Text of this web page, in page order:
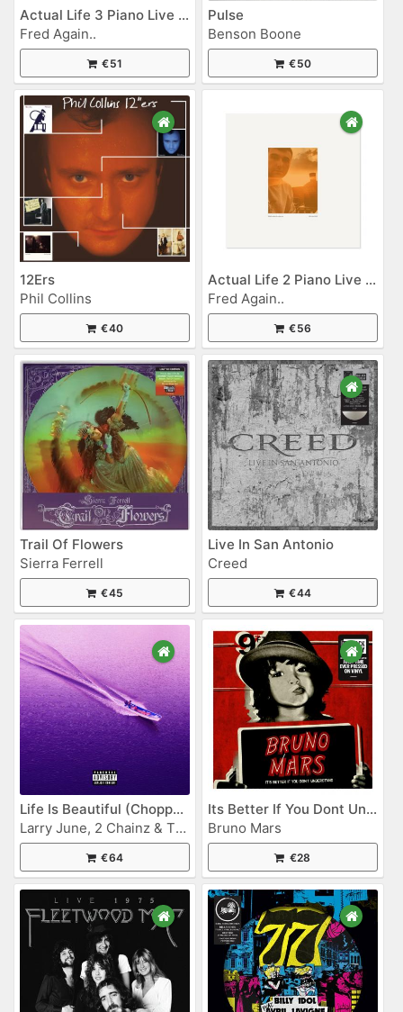
Actual Life 3 Piano Live (22nd December 2022)
Fred Again..
€51
Pulse
Benson Boone
€50
12Ers
Phil Collins
€40
Actual Life 2 Piano Live (20th March, 2022)
Fred Again..
€56
Trail Of Flowers
Sierra Ferrell
€45
Live In San Antonio
Creed
€44
Life Is Beautiful (Chopped Not Slopped)
Larry June, 2 Chainz & The Alchemist
€64
Its Better If You Dont Understand
Bruno Mars
€28